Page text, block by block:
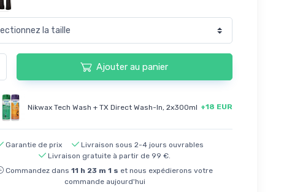
Ajouter au panier
Nikwax Tech Wash + TX Direct Wash-In, 2x300ml +18 EUR
Garantie de prix
Livraison sous 2-4 jours ouvrables
Livraison gratuite à partir de 99 €.
Commandez dans 11h 23m 0 s et nous expédierons votre
commande aujourd'hui